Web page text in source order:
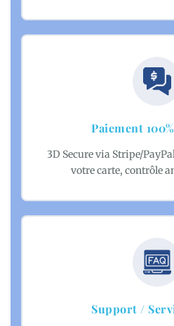
Paiement
3D Secure via Stripe/
votre carte, contrôle
Support /